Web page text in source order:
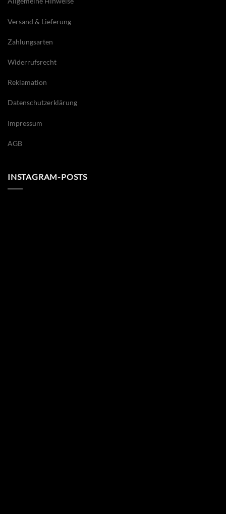
Versand & Lieferung
Zahlungsarten
Widerrufsrecht
Reklamation
Datenschutzerklärung
Impressum
AGB
INSTAGRAM-POSTS